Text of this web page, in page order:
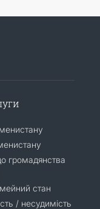
громадянства
стан
/ несудимість